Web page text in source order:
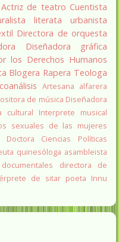
Actriz de teatro Cuentista
literata
urbanista
Directora de orquesta
Diseñadora gráfica
los Derechos Humanos
Blogera Rapera Teologa
Artesana alfarera
de música Diseñadora
cultural
Interprete musical
sexuales de las mujeres
Doctora Ciencias Políticas
quinesóloga asambleista
directora de
de sitar poeta Innu